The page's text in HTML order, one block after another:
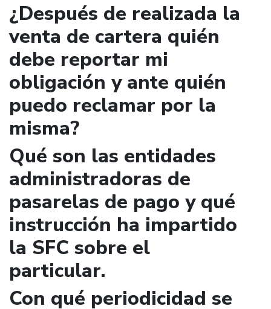
¿Después de realizada la
venta de cartera quién
debe reportar mi
obligación y ante quién
puedo reclamar por la
misma?
Qué son las entidades
administradoras de
pasarelas de pago y qué
instrucción ha impartido
la SFC sobre el
particular.
Con qué periodicidad se